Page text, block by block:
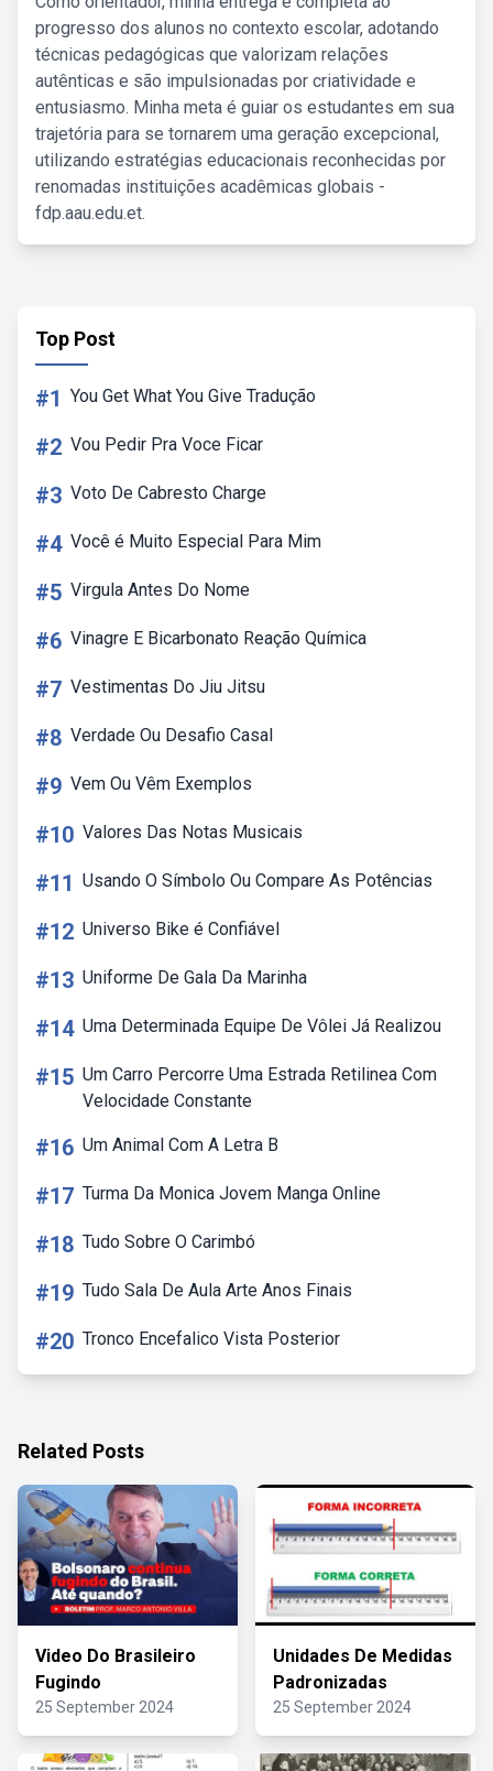
progresso dos alunos no contexto escolar, adotando
técnicas pedagógicas que valorizam relações
autênticas e são impulsionadas por criatividade e
entusiasmo. Minha meta é guiar os estudantes em sua
trajetória para se tornarem uma geração excepcional,
utilizando estratégias educacionais reconhecidas por
renomadas instituições acadêmicas globais -
fdp.aau.edu.et.
Top Post
#1 You Get What You Give Tradução
#2 Vou Pedir Pra Voce Ficar
#3 Voto De Cabresto Charge
#4 Você é Muito Especial Para Mim
#5 Virgula Antes Do Nome
#6 Vinagre E Bicarbonato Reação Química
#7 Vestimentas Do Jiu Jitsu
#8 Verdade Ou Desafio Casal
#9 Vem Ou Vêm Exemplos
#10 Valores Das Notas Musicais
#11 Usando O Símbolo Ou Compare As Potências
#12 Universo Bike é Confiável
#13 Uniforme De Gala Da Marinha
#14 Uma Determinada Equipe De Vôlei Já Realizou
#15 Um Carro Percorre Uma Estrada Retilinea Com
Velocidade Constante
#16 Um Animal Com A Letra B
#17 Turma Da Monica Jovem Manga Online
#18 Tudo Sobre O Carimbó
#19 Tudo Sala De Aula Arte Anos Finais
#20 Tronco Encefalico Vista Posterior
Related Posts
Video Do Brasileiro
Fugindo
25 September 2024
Unidades De Medidas
Padronizadas
25 September 2024